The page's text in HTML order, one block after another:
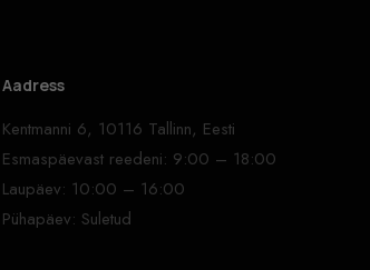
Aadress
Kentmanni 6, 10116 Tallinn, Eesti
Esmaspäevast reedeni: 9:00 – 18:00
Laupäev: 10:00 – 16:00
Pühapäev: Suletud